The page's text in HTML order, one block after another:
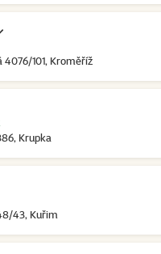
4076/101, Kroměříž
Krupka
43, Kuřim